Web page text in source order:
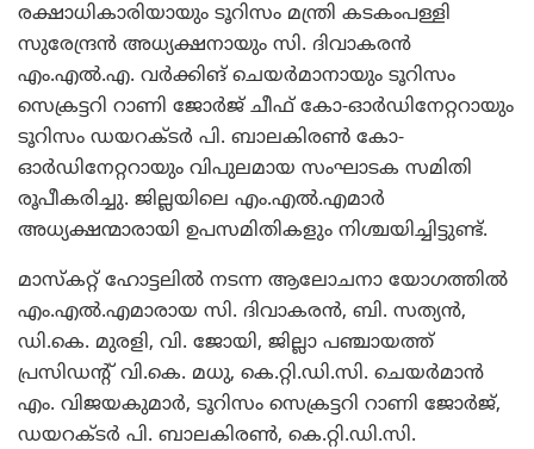
രക്ഷാധികാരിയായും ടൂറിസം മന്ത്രി കടകംപള്ളി
സുരേന്ദ്രന്‍ അധ്യക്ഷനായും സി. ദിവാകരന്‍
എം.എല്‍.എ. വര്‍ക്കിങ് ചെയര്‍മാനായും ടൂറിസം
സെക്രട്ടറി റാണി ജോര്‍ജ് ചീഫ് കോ-ഓര്‍ഡിനേറ്ററായും
ടൂറിസം ഡയറക്ടര്‍ പി. ബാലകിരണ്‍ കോ-
ഓര്‍ഡിനേറ്ററായും വിപുലമായ സംഘാടക സമിതി
രൂപീകരിച്ചു. ജില്ലയിലെ എം.എല്‍.എമാര്‍
അധ്യക്ഷന്മാരായി ഉപസമിതികളും നിശ്ചയിച്ചിട്ടുണ്ട്.
മാസ്‌കറ്റ് ഹോട്ടലില്‍ നടന്ന ആലോചനാ യോഗത്തില്‍
എം.എല്‍.എമാരായ സി. ദിവാകരന്‍, ബി. സത്യന്‍,
ഡി.കെ. മുരളി, വി. ജോയി, ജില്ലാ പഞ്ചായത്ത്
പ്രസിഡന്റ് വി.കെ. മധു, കെ.റ്റി.ഡി.സി. ചെയര്‍മാന്‍
എം. വിജയകുമാര്‍, ടൂറിസം സെക്രട്ടറി റാണി ജോര്‍ജ്,
ഡയറക്ടര്‍ പി. ബാലകിരണ്‍, കെ.റ്റി.ഡി.സി.